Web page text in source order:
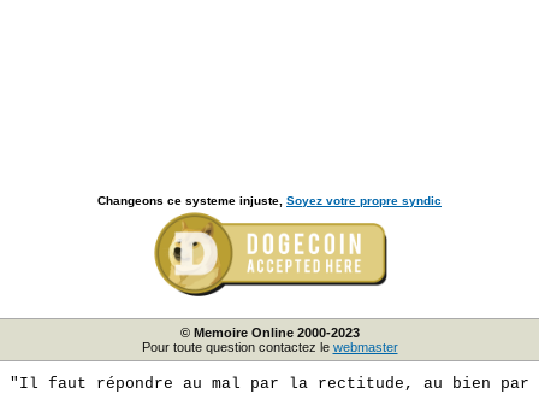
Changeons ce systeme injuste, Soyez votre propre syndic
© Memoire Online 2000-2023
Pour toute question contactez le webmaster
"Il faut répondre au mal par la rectitude, au bien par